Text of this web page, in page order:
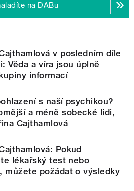
na DABu
v posledním díle
Věda a víra jsou úplně
informací
s naší psychikou?
a méně sobecké lidi,
Cajthamlová
Pokud
lékařský test nebo
můžete požádat o výsledky